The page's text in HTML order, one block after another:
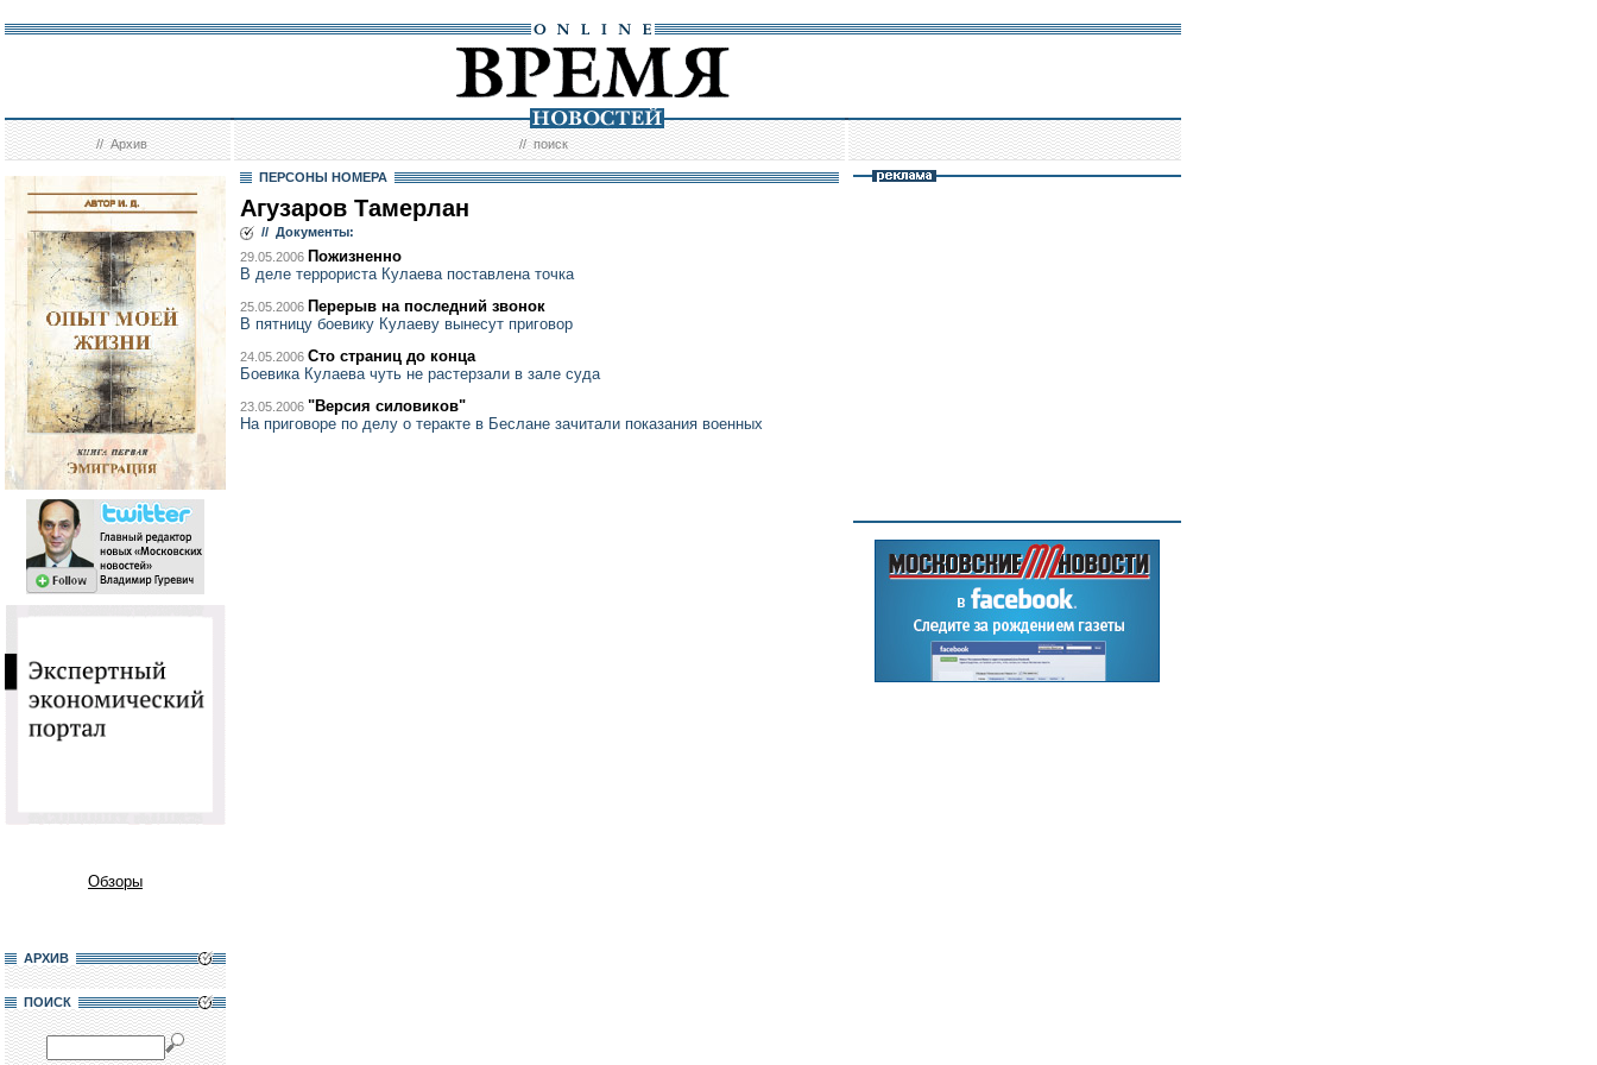
//Архив //поиск
Обзоры
АРХИВ
ПОИСК
ПЕРСОНЫ НОМЕРА
Агузаров Тамерлан
// Документы:
29.05.2006 Пожизненно
В деле террориста Кулаева поставлена точка
25.05.2006 Перерыв на последний звонок
В пятницу боевику Кулаеву вынесут приговор
24.05.2006 Сто страниц до конца
Боевика Кулаева чуть не растерзали в зале суда
23.05.2006 "Версия силовиков"
На приговоре по делу о теракте в Беслане зачитали показания военных